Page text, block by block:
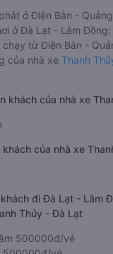
ở Điện Bàn -
ở Đà Lạt - Lâm
chạy từ Điện Bàn -
của nhà xe Thanh
khách của nhà xe
của nhà xe
đi Đà Lạt - Lâm
Thủy - Đà Lạt
500000đ/vé